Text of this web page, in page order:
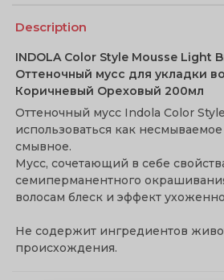
Description
INDOLA Color Style Mousse Light
Оттеночный мусс для укладки
Коричневый Ореховый 200мл
Оттеночный мусс Indola Color
использоваться как
смывное.
Мусс, сочетающий в себе
семиперманентного
волосам блеск и эффект
Не содержит ингредиентов
происхождения.